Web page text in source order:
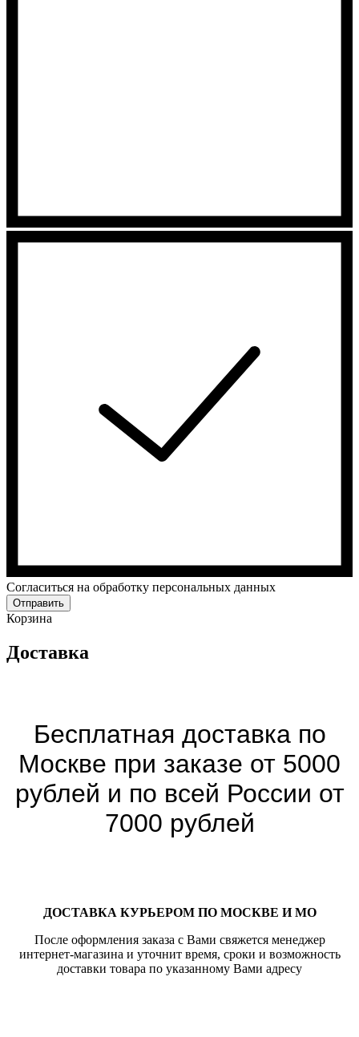
Cогласиться на обработку персональных данных
Отправить
Корзина
Доставка
Бесплатная доставка по
Москве при заказе от 5000
рублей и по всей России от
7000 рублей
ДОСТАВКА КУРЬЕРОМ ПО МОСКВЕ И МО
После оформления заказа с Вами свяжется менеджер
интернет-магазина и уточнит время, сроки и возможность
доставки товара по указанному Вами адресу